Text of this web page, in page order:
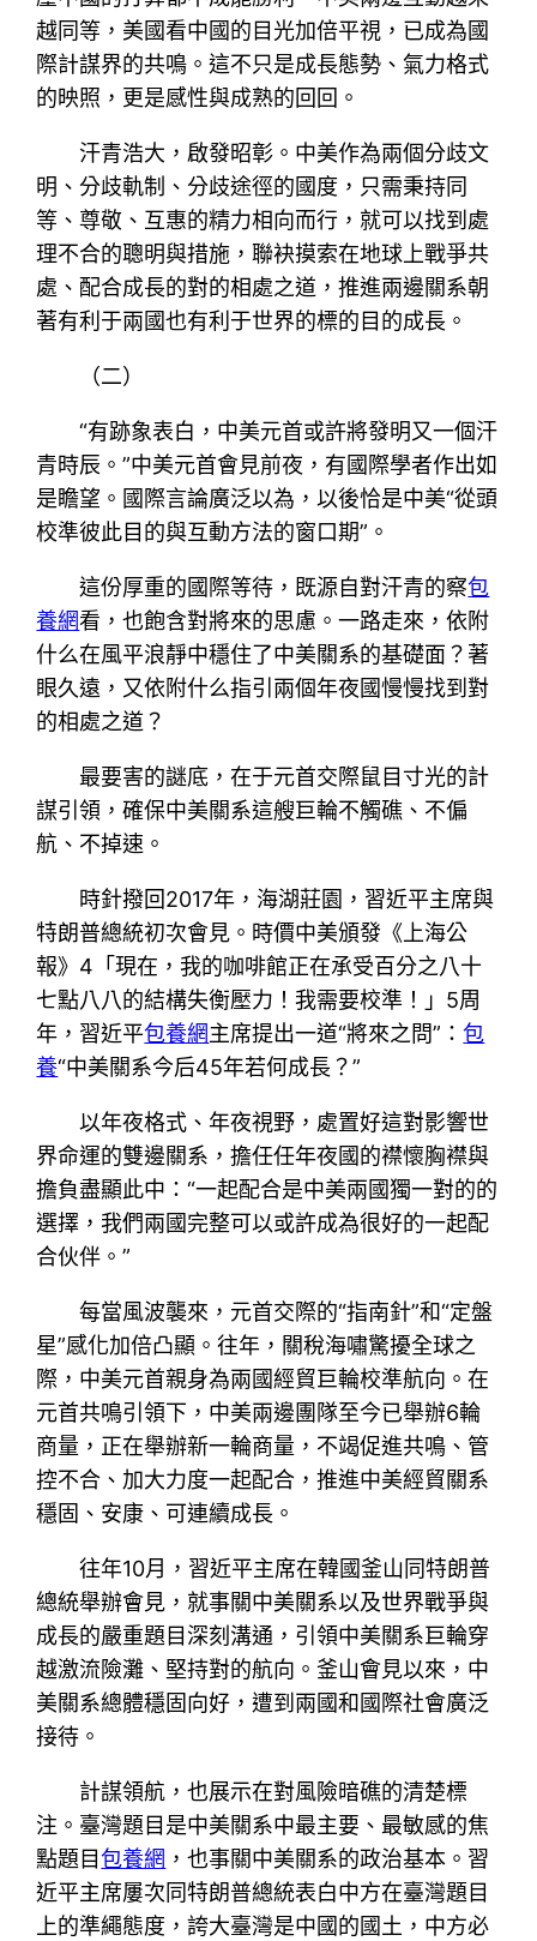
越同等，美國看中國的目光加倍平視，已成為國
際計謀界的共鳴。這不只是成長態勢、氣力格式
的映照，更是感性與成熟的回回。
汗青浩大，啟發昭彰。中美作為兩個分歧文
明、分歧軌制、分歧途徑的國度，只需秉持同
等、尊敬、互惠的精力相向而行，就可以找到處
理不合的聰明與措施，聯袂摸索在地球上戰爭共
處、配合成長的對的相處之道，推進兩邊關系朝
著有利于兩國也有利于世界的標的目的成長。
（二）
“有跡象表白，中美元首或許將發明又一個汗
青時辰。”中美元首會見前夜，有國際學者作出如
是瞻望。國際言論廣泛以為，以後恰是中美“從頭
校準彼此目的與互動方法的窗口期”。
這份厚重的國際等待，既源自對汗青的察包
養網看，也飽含對將來的思慮。一路走來，依附
什么在風平浪靜中穩住了中美關系的基礎面？著
眼久遠，又依附什么指引兩個年夜國慢慢找到對
的相處之道？
最要害的謎底，在于元首交際鼠目寸光的計
謀引領，確保中美關系這艘巨輪不觸礁、不偏
航、不掉速。
時針撥回2017年，海湖莊園，習近平主席與
特朗普總統初次會見。時價中美頒發《上海公
報》4「現在，我的咖啡館正在承受百分之八十
七點八八的結構失衡壓力！我需要校準！」5周
年，習近平包養網主席提出一道“將來之問”：包
養“中美關系今后45年若何成長？”
以年夜格式、年夜視野，處置好這對影響世
界命運的雙邊關系，擔任任年夜國的襟懷胸襟與
擔負盡顯此中：“一起配合是中美兩國獨一對的的
選擇，我們兩國完整可以或許成為很好的一起配
合伙伴。”
每當風波襲來，元首交際的“指南針”和“定盤
星”感化加倍凸顯。往年，關稅海嘯驚擾全球之
際，中美元首親身為兩國經貿巨輪校準航向。在
元首共鳴引領下，中美兩邊團隊至今已舉辦6輪
商量，正在舉辦新一輪商量，不竭促進共鳴、管
控不合、加大力度一起配合，推進中美經貿關系
穩固、安康、可連續成長。
往年10月，習近平主席在韓國釜山同特朗普
總統舉辦會見，就事關中美關系以及世界戰爭與
成長的嚴重題目深刻溝通，引領中美關系巨輪穿
越激流險灘、堅持對的航向。釜山會見以來，中
美關系總體穩固向好，遭到兩國和國際社會廣泛
接待。
計謀領航，也展示在對風險暗礁的清楚標
注。臺灣題目是中美關系中最主要、最敏感的焦
點題目包養網 ，也事關中美關系的政治基本。習
近平主席屢次同特朗普總統表白中方在臺灣題目
上的準繩態度，誇大臺灣是中國的國土，中方必